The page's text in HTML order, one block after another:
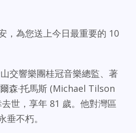
，為您送上今日最重要的 10
交響樂團桂冠音樂總監、著
森·托馬斯 (Michael Tilson
世，享年 81 歲。他對灣區
垂不朽。